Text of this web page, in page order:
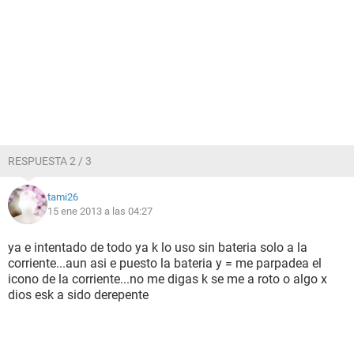
RESPUESTA 2 / 3
tami26
15 ene 2013 a las 04:27
ya e intentado de todo ya k lo uso sin bateria solo a la
corriente...aun asi e puesto la bateria y = me parpadea el
icono de la corriente...no me digas k se me a roto o algo x
dios esk a sido derepente